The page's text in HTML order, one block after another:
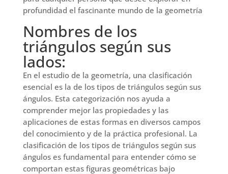
profundidad el fascinante mundo de la geometría
Nombres de los
triángulos según sus
lados:
En el estudio de la geometría, una clasificación
esencial es la de los tipos de triángulos según sus
ángulos. Esta categorización nos ayuda a
comprender mejor las propiedades y las
aplicaciones de estas formas en diversos campos
del conocimiento y de la práctica profesional. La
clasificación de los tipos de triángulos según sus
ángulos es fundamental para entender cómo se
comportan estas figuras geométricas bajo